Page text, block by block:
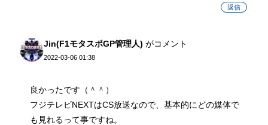
返信
Jin(F1モタスポGP管理人) がコメント
2022-03-06 01:38
良かったです（＾＾）
フジテレビNEXTはCS放送なので、基本的にどの媒体で
も見れるって事ですね。